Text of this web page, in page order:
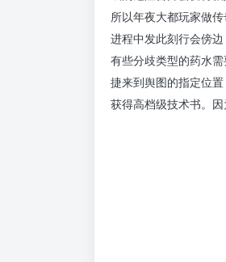
所以年夜大都玩家做
进程中发此刻行会傍
有些分歧类型的药水
捷来到舆图的指定位
获得高档级技术书。